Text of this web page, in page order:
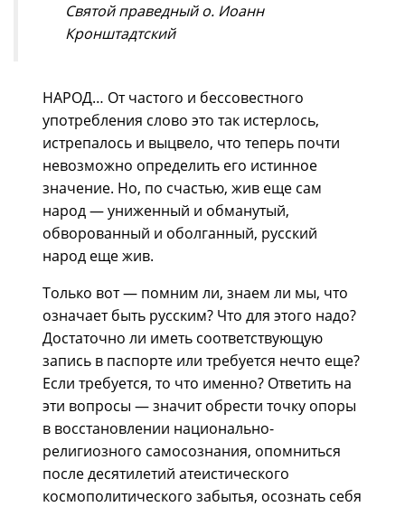
Святой праведный о. Иоанн
Кронштадтский
НАРОД… От частого и бессовестного
употребления слово это так истерлось,
истрепалось и выцвело, что теперь почти
невозможно определить его истинное
значение. Но, по счастью, жив еще сам
народ — униженный и обманутый,
обворованный и оболганный, русский
народ еще жив.
Только вот — помним ли, знаем ли мы, что
означает быть русским? Что для этого надо?
Достаточно ли иметь соответствующую
запись в паспорте или требуется нечто еще?
Если требуется, то что именно? Ответить на
эти вопросы — значит обрести точку опоры
в восстановлении национально-
религиозного самосознания, опомниться
после десятилетий атеистического
космополитического забытья, осознать себя